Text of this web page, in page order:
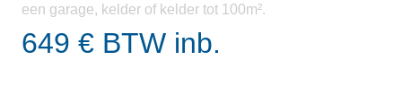
een garage, kelder of kelder tot 100m².
649 € BTW inb.